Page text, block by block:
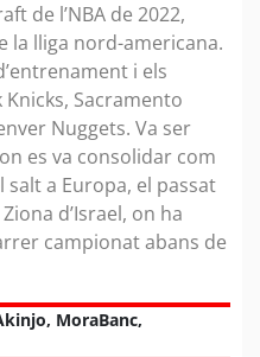
de l’NBA de 2022,
la lliga nord-americana.
i els
Knicks, Sacramento
Nuggets. Va ser
es va consolidar com
a Europa, el passat
d’Israel, on ha
campionat abans de
, MoraBanc,